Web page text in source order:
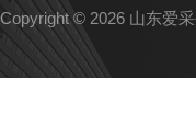
Copyright © 2026 山东爱